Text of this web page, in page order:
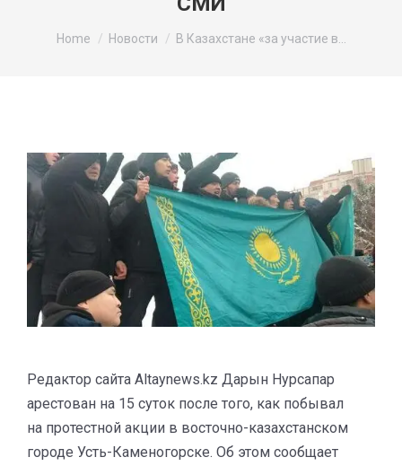
You are here:
Home Новости В Казахстане «за участие в…
Редактор сайта Аltaynews.kz Дарын Нурсапар
арестован на 15 суток после того, как побывал
на протестной акции в восточно-казахстанском
городе Усть-Каменогорске. Об этом сообщает